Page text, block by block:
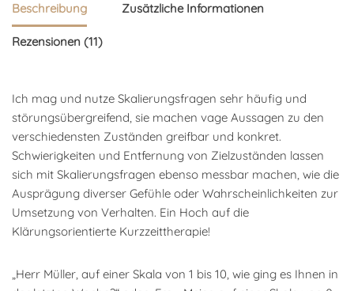
Beschreibung Zusätzliche Informationen
Rezensionen (11)
Ich mag und nutze Skalierungsfragen sehr häufig und
störungsübergreifend, sie machen vage Aussagen zu den
verschiedensten Zuständen greifbar und konkret.
Schwierigkeiten und Entfernung von Zielzuständen lassen
sich mit Skalierungsfragen ebenso messbar machen, wie die
Ausprägung diverser Gefühle oder Wahrscheinlichkeiten zur
Umsetzung von Verhalten. Ein Hoch auf die
Klärungsorientierte Kurzzeittherapie!
„Herr Müller, auf einer Skala von 1 bis 10, wie ging es Ihnen in